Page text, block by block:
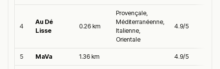
4
Au Dé
Lisse
0.26 km
Provençale,
Méditerranéenne,
Italienne,
Orientale
4.9/5
5 MaVa 1.36 km 4.9/5